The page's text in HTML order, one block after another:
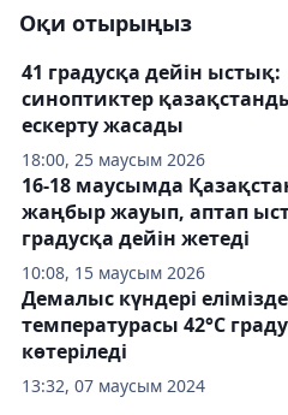
Оқи отырыңыз
18:00, 25 маусым 2026
41 градусқа дейін ыстық:
синоптиктер
ескерту жасады
10:08, 15 маусым 2026
16-18 маусымда
жаңбыр жауып, аптап
градусқа дейін жетеді
13:32, 07 маусым 2024
Демалыс күндері
температурасы 42°С
көтеріледі